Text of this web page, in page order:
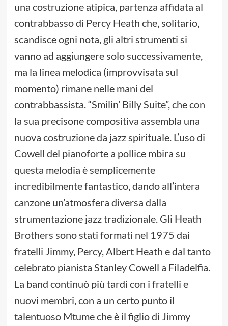
una costruzione atipica, partenza affidata al
contrabbasso di Percy Heath che, solitario,
scandisce ogni nota, gli altri strumenti si
vanno ad aggiungere solo successivamente,
ma la linea melodica (improvvisata sul
momento) rimane nelle mani del
contrabbassista. “Smilin’ Billy Suite”, che con
la sua precisone compositiva assembla una
nuova costruzione da jazz spirituale. L’uso di
Cowell del pianoforte a pollice mbira su
questa melodia è semplicemente
incredibilmente fantastico, dando all’intera
canzone un’atmosfera diversa dalla
strumentazione jazz tradizionale. Gli Heath
Brothers sono stati formati nel 1975 dai
fratelli Jimmy, Percy, Albert Heath e dal tanto
celebrato pianista Stanley Cowell a Filadelfia.
La band continuò più tardi con i fratelli e
nuovi membri, con a un certo punto il
talentuoso Mtume che è il figlio di Jimmy